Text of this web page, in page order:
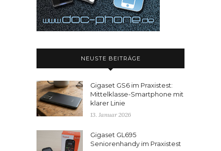
NEUSTE BEITRÄGE
Gigaset GS6 im Praxistest:
Mittelklasse-Smartphone mit
klarer Linie
13. Januar 2026
Gigaset GL695
Seniorenhandy im Praxistest